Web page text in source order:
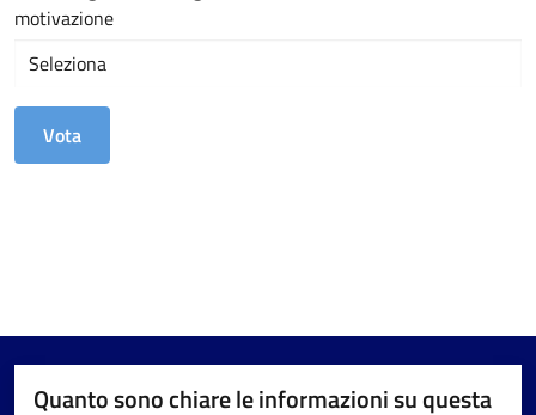
motivazione
Quanto sono chiare le informazioni su questa